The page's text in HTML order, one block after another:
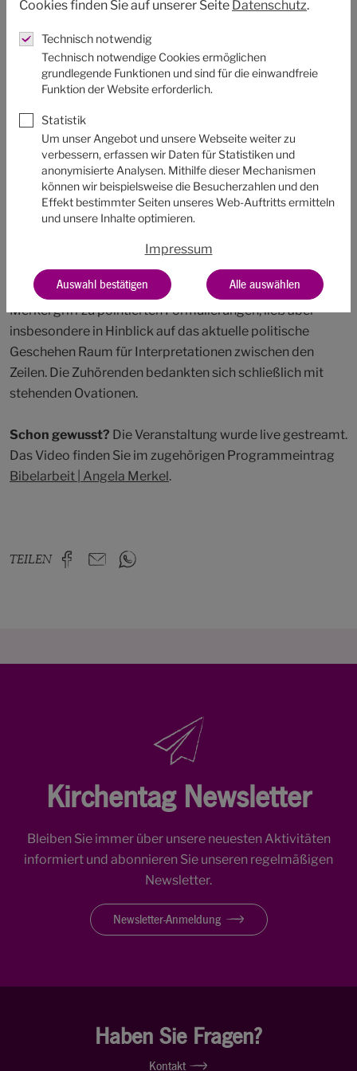
man dieser Menschheitsaufgabe derzeit nicht gerecht
werde.
Im zweiten Teil beantwortete Merkel Fragen und
habe. Auch sie selbst habe durchaus Rat gebraucht und
dafür den kürzlich verstorbenen Papst Franziskus
gefragt. Daraus habe sie für sich die Maxime abgeleitet:
Biegen, biegen – aber aufhören, bevor es bricht, um
Kompromisse zu erreichen.
Ihre naturwissenschaftliche Position widerspräche ihrem
Glauben nicht, stellte Merkel klar. Zusammengefasst: Es
geht nicht darum, Gott im Weltraum zu finden, sondern
persönlich im Herzen.
Merkel griff zu pointierten Formulierungen, ließ aber
insbesondere in Hinblick auf das aktuelle politische
Geschehen Raum für Interpretationen zwischen den
Zeilen. Die Zuhörenden bedankten sich schließlich mit
stehenden Ovationen.
Schon gewusst? Die Veranstaltung wurde live gestreamt.
Das Video finden Sie im zugehörigen Programmeintrag
Bibelarbeit | Angela Merkel .
TEILEN
Kirchentag Newsletter
Bleiben Sie immer über unsere neuesten Aktivitäten
informiert und abonnieren Sie unseren regelmäßigen
Newsletter.
Newsletter-Anmeldung
Haben Sie Fragen?
Kontakt
Cookies finden Sie auf unserer Seite Datenschutz.
Technisch notwendig
Technisch notwendige Cookies ermöglichen
grundlegende Funktionen und sind für die einwandfreie
Funktion der Website erforderlich.
Statistik
Um unser Angebot und unsere Webseite weiter zu
verbessern, erfassen wir Daten für Statistiken und
anonymisierte Analysen. Mithilfe dieser Mechanismen
können wir beispielsweise die Besucherzahlen und den
Effekt bestimmter Seiten unseres Web-Auftritts ermitteln
und unsere Inhalte optimieren.
Impressum
Auswahl bestätigen Alle auswählen